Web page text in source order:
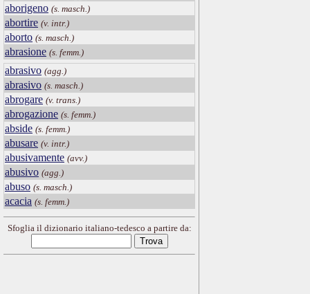
aborigeno (s. masch.)
abortire (v. intr.)
aborto (s. masch.)
abrasione (s. femm.)
abrasivo (agg.)
abrasivo (s. masch.)
abrogare (v. trans.)
abrogazione (s. femm.)
abside (s. femm.)
abusare (v. intr.)
abusivamente (avv.)
abusivo (agg.)
abuso (s. masch.)
acacia (s. femm.)
Sfoglia il dizionario italiano-tedesco a partire da: